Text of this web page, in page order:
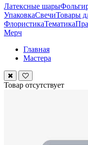
Латексные шары
УпаковкаСвечиТовары
ФлористикаТематика
Мерч
Главная
Мастера
Товар отсутствует